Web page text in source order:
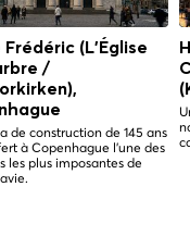
Frédéric (L'Église
/
de construction de 145 ans
à Copenhague l'une des
les plus imposantes de